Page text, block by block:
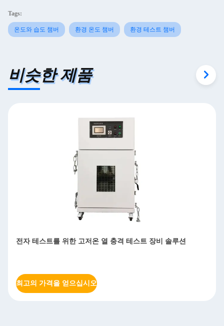
Tags:
온도와 습도 챔버 환경 온도 챔버 환경 테스트 챔버
비슷한 제품
전자 테스트를 위한 고저온 열 충격 테스트 장비 솔루션
최고의 가격을 얻으십시오